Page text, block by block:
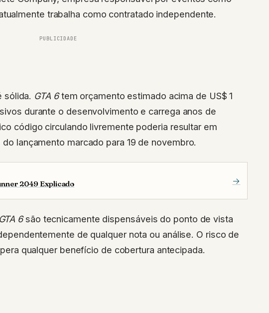
trabalha como contratado independente.
PUBLICIDADE
sólida. GTA 6tem orçamento estimado acima de US$ 1
durante o desenvolvimento e carrega anos de
código circulando livremente poderia resultar em
lançamento marcado para 19 de novembro.
2049 Explicado →
GTA 6são tecnicamente dispensáveis do ponto de vista
de qualquer nota ou análise. O risco de
qualquer benefício de cobertura antecipada.